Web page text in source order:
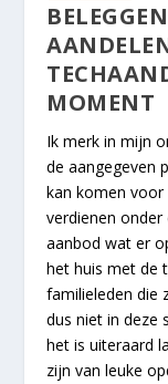
MOMENT
Ik merk in mijn
de aangegeven
kan komen voor
verdienen
aanbod wat er
het huis met de
familieleden die
dus niet in deze
het is uiteraard
zijn van leuke